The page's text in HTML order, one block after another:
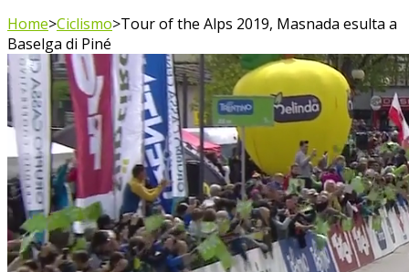
Home>Ciclismo>Tour of the Alps 2019, Masnada esulta a
Baselga di Piné